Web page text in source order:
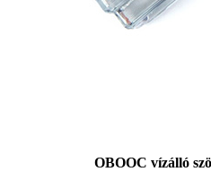
OBOOC vízálló